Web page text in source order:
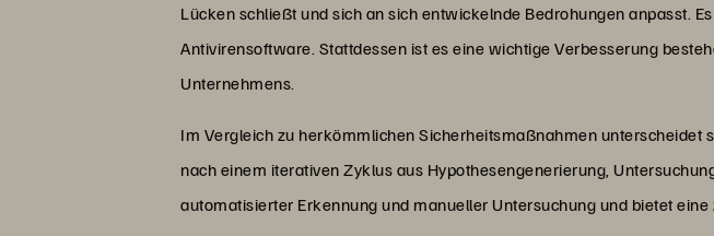
Lücken schließt und sich an sich entwickelnde Bedrohungen anpasst.
Antivirensoftware. Stattdessen ist es eine wichtige Verbesserung
Unternehmens.
Im Vergleich zu herkömmlichen Sicherheitsmaßnahmen unterscheidet
nach einem iterativen Zyklus aus Hypothesengenerierung,
automatisierter Erkennung und manueller Untersuchung und bietet